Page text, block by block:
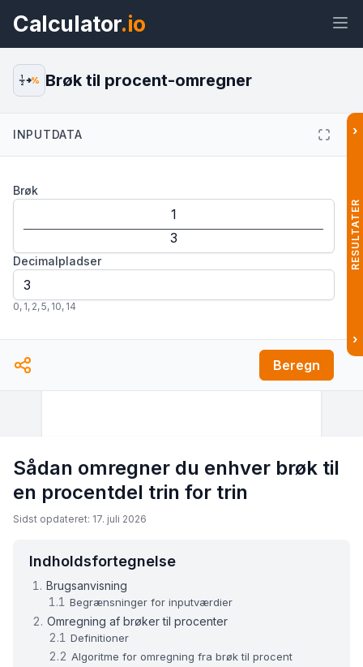
Calculator.io
omregner Widget
1
2
% Brøk til procent-omregner
INPUTDATA
Brøk
Decimalpladser
0, 1, 2,5, 10, 14
Beregn
›
RESULTATER
›
Sådan omregner du enhver brøk til
en procentdel trin for trin
Sidst opdateret: 17. juli 2026
Indholdsfortegnelse
Brugsanvisning
Begrænsninger for inputværdier
Omregning af brøker til procenter
Definitioner
Algoritme for omregning fra brøk til procent